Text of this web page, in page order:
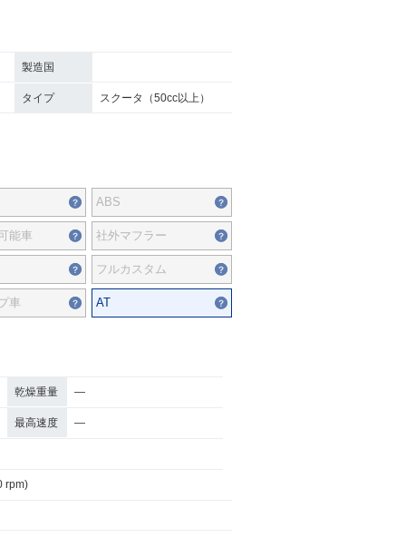
製造国
タイプ スクータ（50cc以上）
ABS
能車 社外マフラー
フルカスタム
車 AT
乾燥重量 ―
最高速度 ―
rpm)